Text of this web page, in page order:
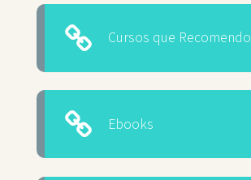
Cursos que Recomendo
Ebooks